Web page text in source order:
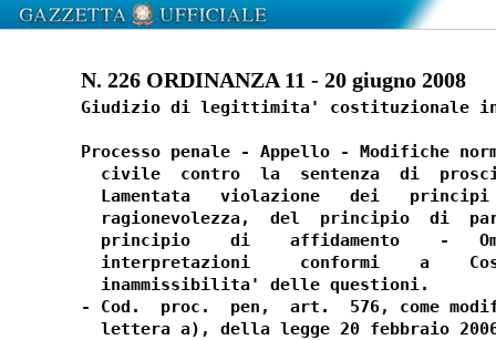
N. 226 ORDINANZA 11 - 20 giugno 2008
Giudizio di legittimita' costituzionale
Processo penale - Appello - Modifiche
civile  contro  la  sentenza  di
Lamentata   violazione   dei
ragionevolezza,  del  principio  di
principio    di    affidamento    -
interpretazioni     conformi    a
  inammissibilita' delle questioni.
- Cod.  proc.  pen,  art.  576, come
lettera a), della legge 20 febbraio